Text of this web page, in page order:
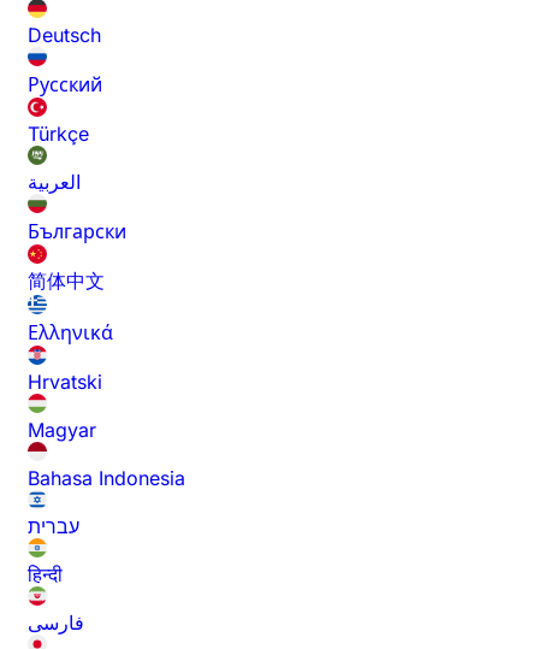
Deutsch
Русский
Türkçe
العربية
Български
简体中文
Ελληνικά
Hrvatski
Magyar
Bahasa Indonesia
עברית
हिन्दी
فارسی